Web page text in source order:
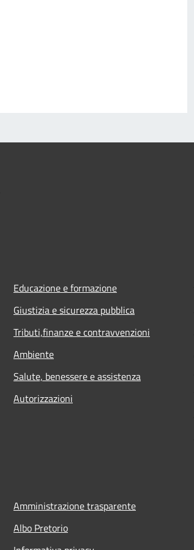
Educazione e formazione
Giustizia e sicurezza pubblica
Tributi,finanze e contravvenzioni
Ambiente
Salute, benessere e assistenza
Autorizzazioni
Amministrazione trasparente
Albo Pretorio